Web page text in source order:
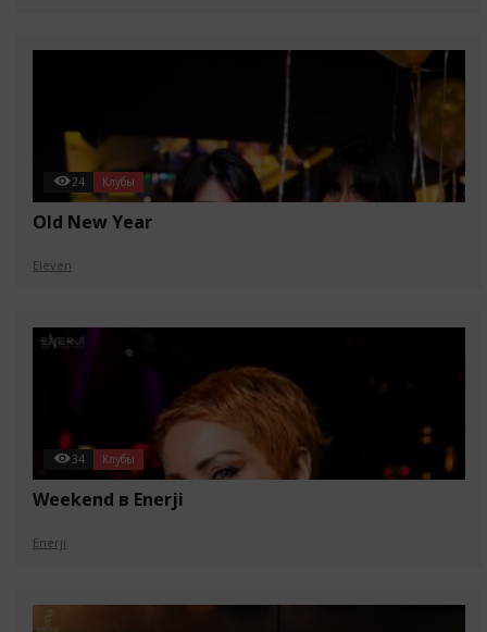
24 Клубы
Old New Year
Eleven
34 Клубы
Weekend в Enerji
Enerji